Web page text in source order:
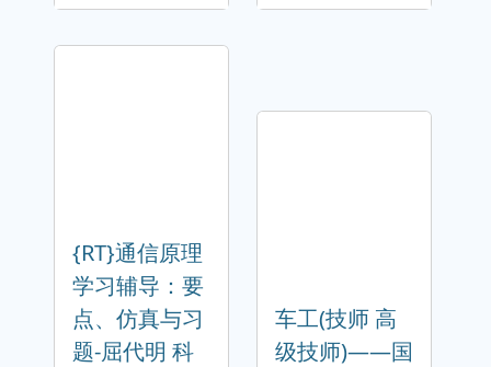
{RT}通信原理
学习辅导：要
点、仿真与习
题-屈代明 科
车工(技师 高
级技师)——国